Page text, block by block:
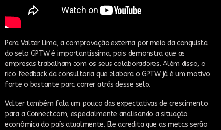
Para Valter Lima, a comprovação externa por meio da conquista
do selo GPTW é importantíssima, pois demonstra que as
empresas trabalham com os seus colaboradores. Além disso, o
rico feedback da consultoria que elabora o GPTW já é um motivo
forte o bastante para correr atrás desse selo.
Valter também fala um pouco das expectativas de crescimento
para a Connectcom, especialmente analisando a situação
econômica do país atualmente. Ele acredita que as metas serão